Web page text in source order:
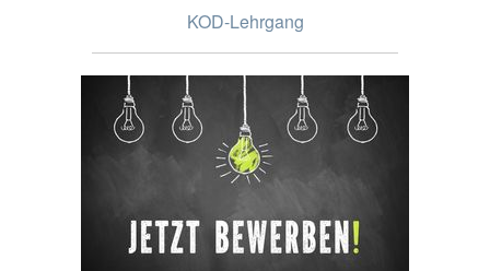
KOD-Lehrgang